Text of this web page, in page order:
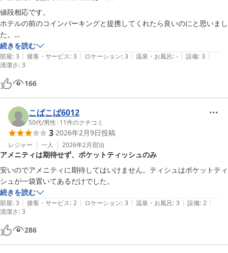
値段相応です。
ホテルの前のコインパーキングと提携してくれたら良いのにと思いまし
た。
飲食店は周りにたくさんあるので良い。
続きを読む
部屋: 3 | 接客・サービス: 3 | ロケーション: 3 | 温泉・お風呂: - | 設備: 3 |
清潔さ: 3
166
こばこば6012
50代/男性 | 11件のクチコミ
3 2026年2月9日投稿
レジャー 一人 2026年2月宿泊
アメニティは期待せず、ポケットティッシュのみ
安いのでアメニティに期待してはいけません。ティシュはポケットティ
シュが一袋置いてあるだけでした。
続きを読む
部屋: 3 | 接客・サービス: 2 | ロケーション: 3 | 温泉・お風呂: 3 | 設備: 2 |
清潔さ: 3
286